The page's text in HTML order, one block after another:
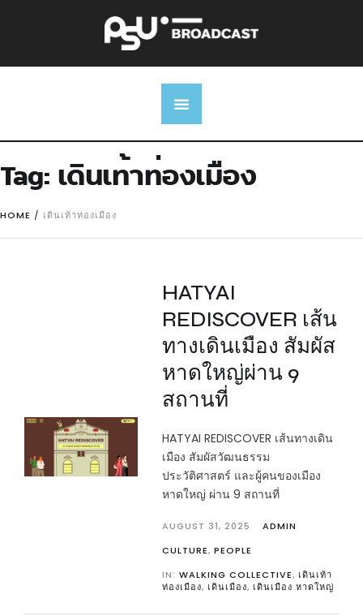
Tag: เดินเท้าท่องเมือง
HOME / เดินเท้าท่องเมือง
HATYAI
REDISCOVER เส้น
ทางเดินเมือง สัมผัส
หาดใหญ่ผ่าน 9
สถานที่
HATYAI REDISCOVER เส้นทางเดิน
เมือง สัมผัสวัฒนธรรม
ประวัติศาสตร์ และผู้คนของเมือง
หาดใหญ่ ผ่าน 9 สถานที่
AUGUST 31, 2025
ADMIN
CULTURE, PEOPLE
IN: WALKING COLLECTIVE, เดินเท้า
ท่องเมือง, เดินเมือง, เดินเมือง หาดใหญ่